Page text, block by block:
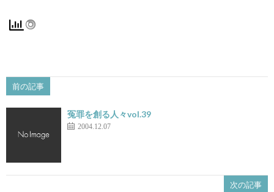
前の記事
冤罪を創る人々vol.39
2004.12.07
次の記事